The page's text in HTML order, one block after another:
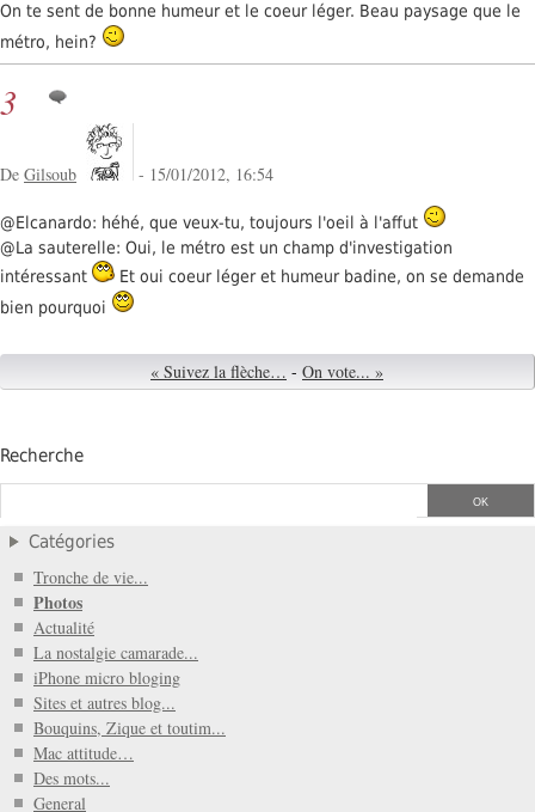
On te sent de bonne humeur et le coeur léger. Beau paysage que le
métro, hein?
3
De Gilsoub - 15/01/2012, 16:54
@Elcanardo: héhé, que veux-tu, toujours l'oeil à l'affut
@La sauterelle: Oui, le métro est un champ d'investigation
intéressant
Et oui coeur léger et humeur badine, on se demande
bien pourquoi
« Suivez la flèche… - On vote... »
Recherche
Catégories
Tronche de vie...
Photos
Actualité
La nostalgie camarade...
iPhone micro bloging
Sites et autres blog...
Bouquins, Zique et toutim...
Mac attitude…
Des mots...
General